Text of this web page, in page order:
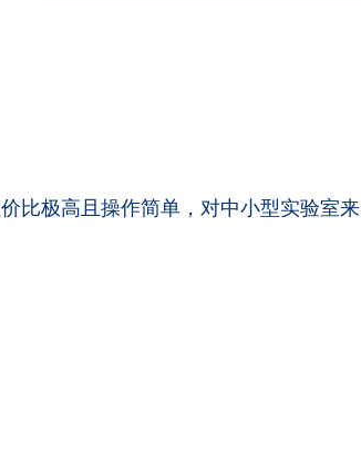
比极高且操作简单，对中小型实验室来